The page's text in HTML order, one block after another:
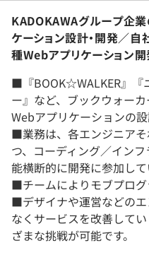
KADOKAWAグループ企
ケーション設計・開発／
種Webアプリケーション
■『BOOK☆WALKER』『
ー』など、ブックウォー
Webアプリケーションの
■業務は、各エンジニア
つ、コーディング／イン
能横断的に開発に参加して
■チームによりモブプログ
■デザイナや運営などの
なくサービスを改善して
ざまな挑戦が可能です。